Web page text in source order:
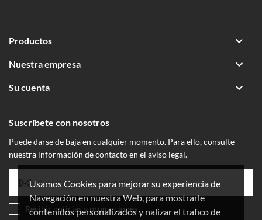
Usamos Cookies para mejorar su experiencia de
Navegación en nuestra Web, para mostrarle
contenidos personalizados y nalizar el trafico de
Productos 
Nuestra empresa 
Su cuenta 
Suscríbete con nosotros
Puede darse de baja en cualquier momento. Para ello, consulte
nuestra información de contacto en el aviso legal.
Recibir noticias y promociones